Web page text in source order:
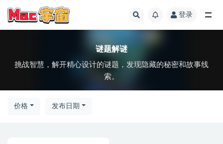
登录
谜题解谜
挑战智慧，解开精心设计的谜题，发现隐藏的秘密和故事线
索。
价格 发布日期